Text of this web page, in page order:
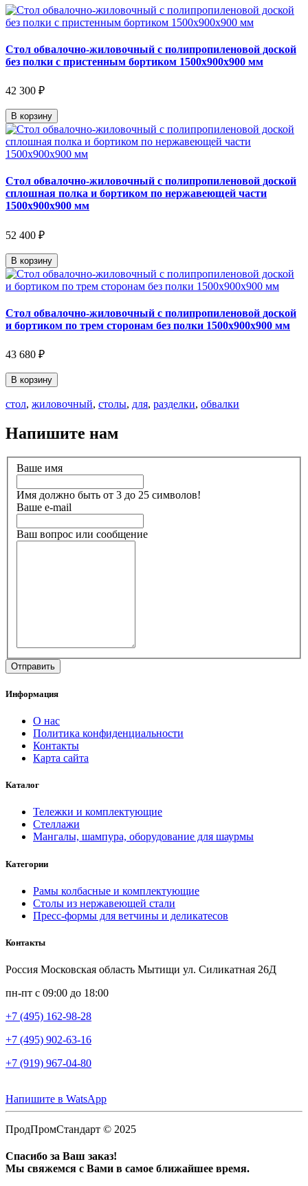
Стол обвалочно-жиловочный с полипропиленовой доской
без полки с пристенным бортиком 1500х900х900 мм
42 300 ₽
В корзину
Стол обвалочно-жиловочный с полипропиленовой доской
сплошная полка и бортиком по нержавеющей части
1500х900х900 мм
52 400 ₽
В корзину
Стол обвалочно-жиловочный с полипропиленовой доской
и бортиком по трем сторонам без полки 1500х900х900 мм
43 680 ₽
В корзину
стол, жиловочный, столы, для, разделки, обвалки
Напишите нам
Ваше имя
Имя должно быть от 3 до 25 символов!
Ваше e-mail
Ваш вопрос или сообщение
Информация
О нас
Политика конфиденциальности
Контакты
Карта сайта
Каталог
Тележки и комплектующие
Стеллажи
Мангалы, шампура, оборудование для шаурмы
Категории
Рамы колбасные и комплектующие
Столы из нержавеющей стали
Пресс-формы для ветчины и деликатесов
Контакты
Россия Московская область Мытищи ул. Силикатная 26Д
пн-пт с 09:00 до 18:00
+7 (495) 162-98-28
+7 (495) 902-63-16
+7 (919) 967-04-80
Напишите в WatsApp
ПродПромСтандарт © 2025
Спасибо за Ваш заказ!
Мы свяжемся с Вами в самое ближайшее время.